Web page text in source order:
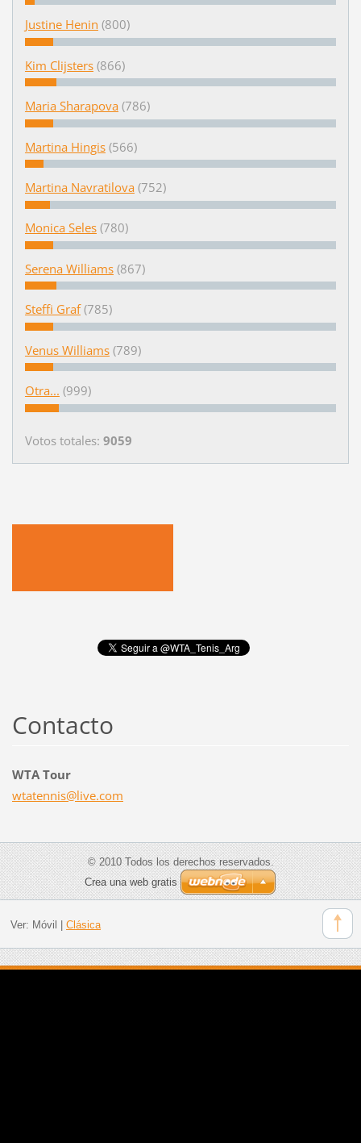
Justine Henin (800)
Kim Clijsters (866)
Maria Sharapova (786)
Martina Hingis (566)
Martina Navratilova (752)
Monica Seles (780)
Serena Williams (867)
Steffi Graf (785)
Venus Williams (789)
Otra... (999)
Votos totales: 9059
Contacto
WTA Tour
wtatennis@live.com
© 2010 Todos los derechos reservados.
Crea una web gratis
Ver: Móvil | Clásica